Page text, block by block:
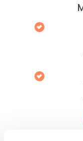
Klinkt dit als jullie
button en ontdek